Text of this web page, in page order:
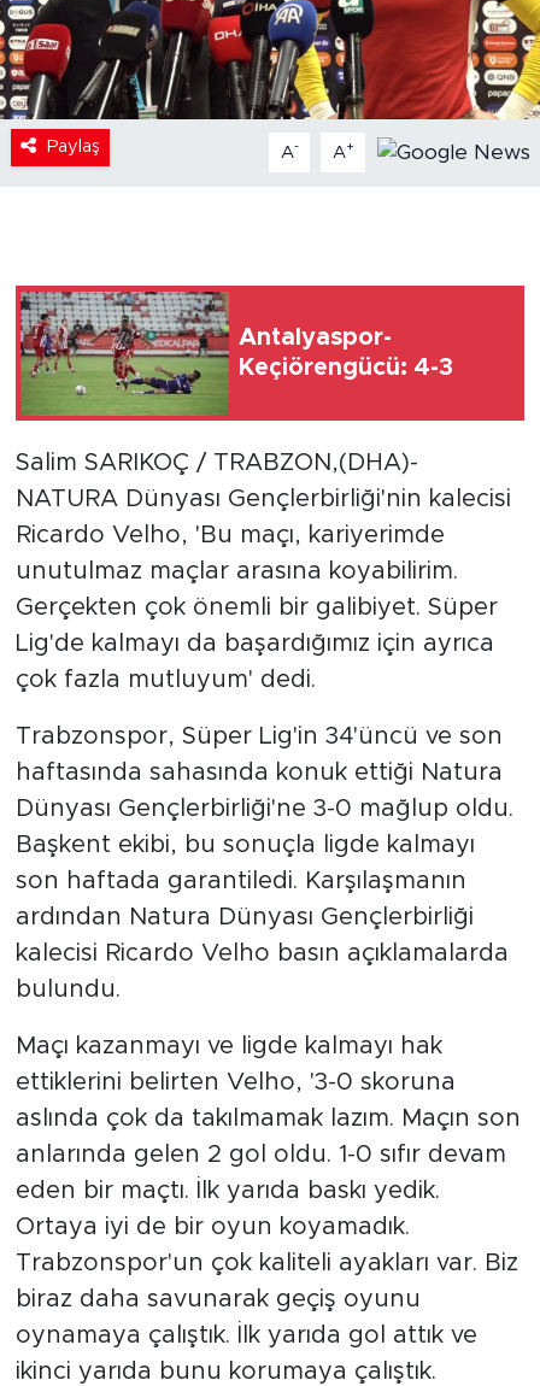
Paylaş A- A+
Antalyaspor-
Keçiörengücü: 4-3
Salim SARIKOÇ / TRABZON,(DHA)-
NATURA Dünyası Gençlerbirliği'nin kalecisi
Ricardo Velho, 'Bu maçı, kariyerimde
unutulmaz maçlar arasına koyabilirim.
Gerçekten çok önemli bir galibiyet. Süper
Lig'de kalmayı da başardığımız için ayrıca
çok fazla mutluyum' dedi.
Trabzonspor, Süper Lig'in 34'üncü ve son
haftasında sahasında konuk ettiği Natura
Dünyası Gençlerbirliği'ne 3-0 mağlup oldu.
Başkent ekibi, bu sonuçla ligde kalmayı
son haftada garantiledi. Karşılaşmanın
ardından Natura Dünyası Gençlerbirliği
kalecisi Ricardo Velho basın açıklamalarda
bulundu.
Maçı kazanmayı ve ligde kalmayı hak
ettiklerini belirten Velho, '3-0 skoruna
aslında çok da takılmamak lazım. Maçın son
anlarında gelen 2 gol oldu. 1-0 sıfır devam
eden bir maçtı. İlk yarıda baskı yedik.
Ortaya iyi de bir oyun koyamadık.
Trabzonspor'un çok kaliteli ayakları var. Biz
biraz daha savunarak geçiş oyunu
oynamaya çalıştık. İlk yarıda gol attık ve
ikinci yarıda bunu korumaya çalıştık.